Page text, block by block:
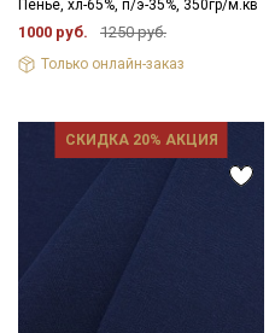
Пенье, хл-65%, п/э-35%, 350гр/м.кв
1000 руб. 1250 руб.
Только онлайн-заказ
СКИДКА 20% АКЦИЯ